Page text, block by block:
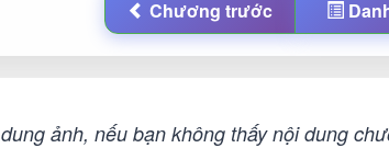
Chương trước
ảnh, nếu bạn không thấy nội dung